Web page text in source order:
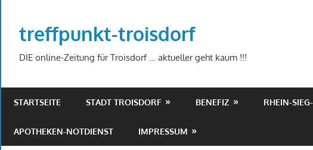
springen
treffpunkt-troisdorf
DIE online-Zeitung für Troisdorf … aktueller geht kaum !!!
STARTSEITE STADT TROISDORF BENEFIZ RHEIN-
APOTHEKEN-NOTDIENST IMPRESSUM